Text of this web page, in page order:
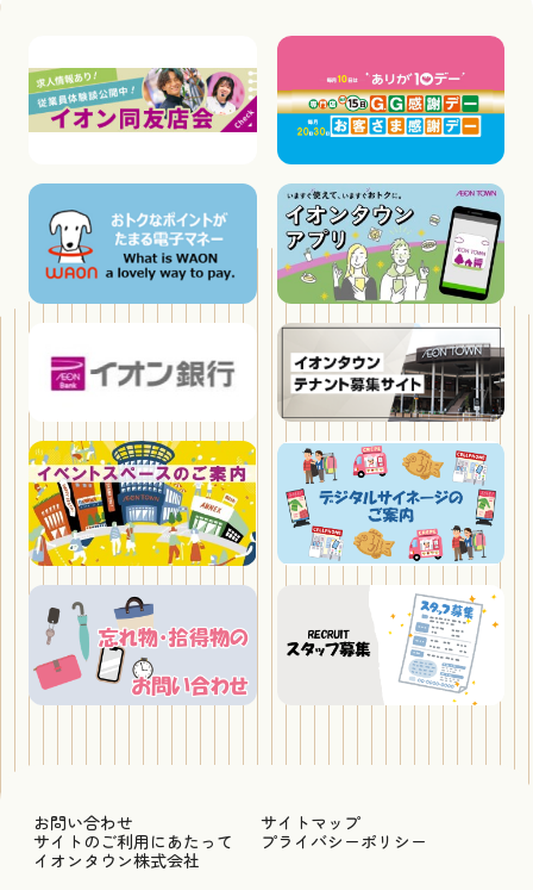
お問い合わせ
サイトマップ
サイトのご利用にあたって
プライバシーポリシー
イオンタウン株式会社